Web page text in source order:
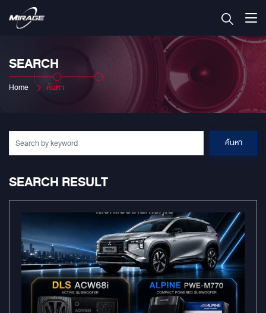
SEARCH
Home ค้นหา
ค้นหา
SEARCH RESULT